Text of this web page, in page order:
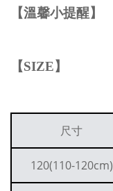
【溫馨小提醒】
【SIZE】
尺寸
120(110-120cm)